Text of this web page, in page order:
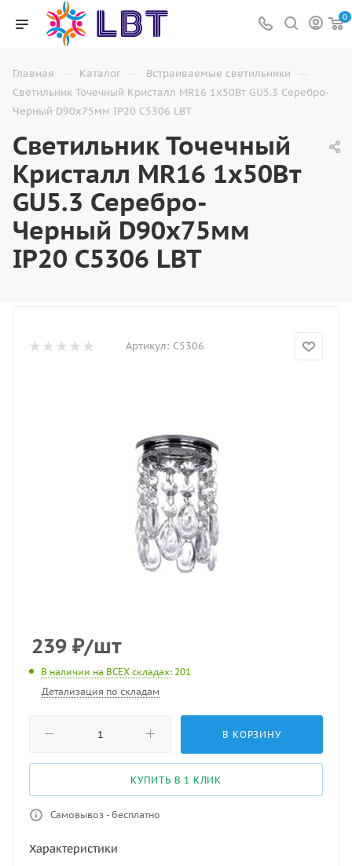
0
Главная — Каталог — Встраиваемые светильники —
Светильник Точечный Кристалл MR16 1х50Вт GU5.3 Серебро-
Черный D90х75мм IP20 C5306 LBT
Светильник Точечный
Кристалл MR16 1х50Вт
GU5.3 Серебро-
Черный D90х75мм
IP20 C5306 LBT
Артикул: C5306
239 ₽/шт
В наличии на ВСЕХ складах: 201
Детализация по складам
В КОРЗИНУ
КУПИТЬ В 1 КЛИК
Самовывоз - бесплатно
Характеристики